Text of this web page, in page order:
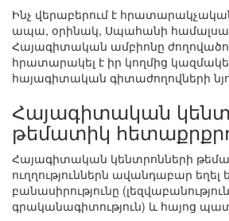
Ինչ վերաբերում է
ապա, օրինակ, Սպահանի
Հայագիտական ամբիոնը
հրատարակել է իր կողմից
հայագիտական գիտաժողովների
Հայագիտական
թեմատիկ
Հայագիտական կենտրոնների
ուղղություններն ավանդաբար եղել
բանասիրությունը
գրականագիտություն) և հայոց